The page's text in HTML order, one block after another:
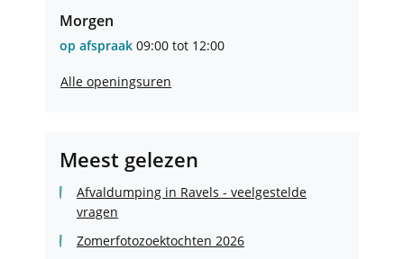
Morgen
op afspraak 09:00 tot 12:00
Alle openingsuren
Meest gelezen
Afvaldumping in Ravels - veelgestelde
vragen
Zomerfotozoektochten 2026